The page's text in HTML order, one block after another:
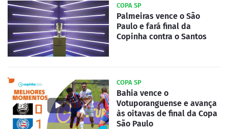
COPA SP
Palmeiras vence o São
Paulo e fará final da
Copinha contra o Santos
COPA SP
Bahia vence o
Votuporanguense e avança
às oitavas de final da Copa
São Paulo